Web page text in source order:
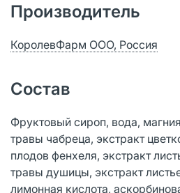
Производитель
КоролевФарм ООО, Россия
Состав
Фруктовый сироп, вода,
травы чабреца, экстракт
плодов фенхеля, экстракт
травы душицы, экстракт
лимонная кислота,